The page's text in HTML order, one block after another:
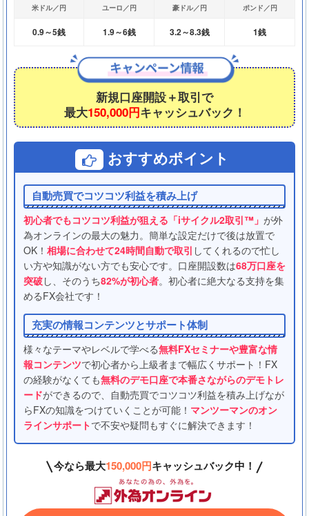
米ドル／円
ユーロ／円 豪ドル／円 ポンド／円
0.9～5銭 1.9～6銭 3.2～8.3銭 1銭
新規口座開設＋取引で
最大150,000円キャッシュバック！
おすすめポイント
自動売買でコツコツ利益を積み上げ
初心者でもコツコツ利益が狙える「iサイクル2取引™」 が外
為オンラインの最大の魅力。簡単な設定だけで後は放置で
OK！ 相場に合わせて24時間自動で取引 してくれるので忙し
い方や知識がない方でも安心です。口座開設数は68万口座を
突破し、そのうち82%が初心者。初心者に絶大なる支持を集
めるFX会社です！
充実の情報コンテンツとサポート体制
様々なテーマやレベルで学べる無料FXセミナーや豊富な情
報コンテンツで初心者から上級者まで幅広くサポート！FX
の経験がなくても無料のデモ口座で本番さながらのデモトレ
ードができるので、自動売買でコツコツ利益を積み上げなが
らFXの知識をつけていくことが可能！ マンツーマンのオン
ラインサポートで不安や疑問もすぐに解決できます！
今なら最大150,000円キャッシュバック中！